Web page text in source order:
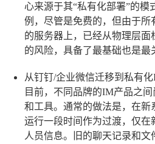
心来源于其“私有化部署”的模
例，尽管是免费的，但由于所
的服务器上，已经从物理层面
的风险，具备了最基础也是最
从钉钉/企业微信迁移到私有
目前，不同品牌的IM产品之
和工具。通常的做法是，在新
运行一段时间作为过渡，仅在
人员信息。旧的聊天记录和